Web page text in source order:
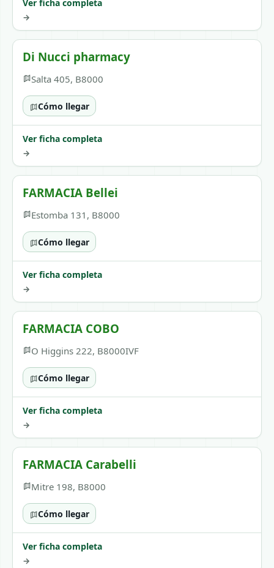
Ver ficha completa
→
Di Nucci pharmacy
Salta 405, B8000
Cómo llegar
Ver ficha completa
→
FARMACIA Bellei
Estomba 131, B8000
Cómo llegar
Ver ficha completa
→
FARMACIA COBO
O Higgins 222, B8000IVF
Cómo llegar
Ver ficha completa
→
FARMACIA Carabelli
Mitre 198, B8000
Cómo llegar
Ver ficha completa
→